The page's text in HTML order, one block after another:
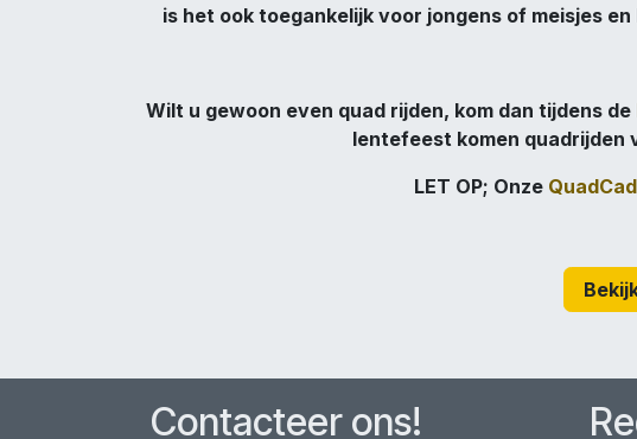
is het ook toegankelijk voor jongens of meisjes
Wilt u gewoon even quad rijden, kom dan tijdens de
lentefeest komen quadrijden
LET OP; Onze
Contacteer ons!